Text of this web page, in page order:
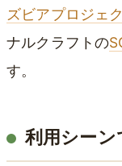
ズビアプロジェ
ナルクラフトの
す。
利用シーン